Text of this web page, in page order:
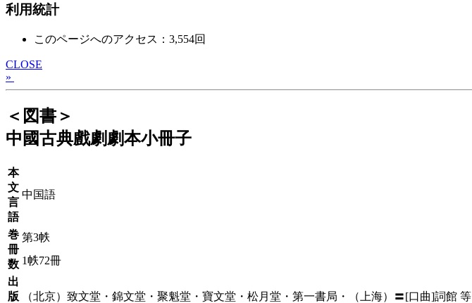
利用統計
このページへのアクセス：3,554回
CLOSE
»
＜図書＞
中國古典戲劇劇本小冊子
本
文
言
語
中国語
巻
冊
数
第3帙
1帙72冊
出
版
（北京）致文堂・錦文堂・聚魁堂・寶文堂・松月堂・第一書局・（上海）〓[口曲]詞館 等